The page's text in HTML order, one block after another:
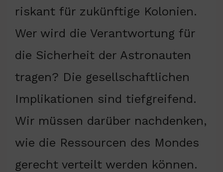
riskant für zukünftige Kolonien.
Wer wird die Verantwortung für
die Sicherheit der Astronauten
tragen? Die gesellschaftlichen
Implikationen sind tiefgreifend.
Wir müssen darüber nachdenken,
wie die Ressourcen des Mondes
gerecht verteilt werden können.